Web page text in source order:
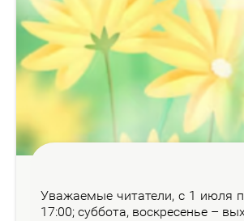
Ува­жа­е­мые чи­та­те­ли, с 1 июля
17:00; суб­бо­та, вос­кре­се­нье –